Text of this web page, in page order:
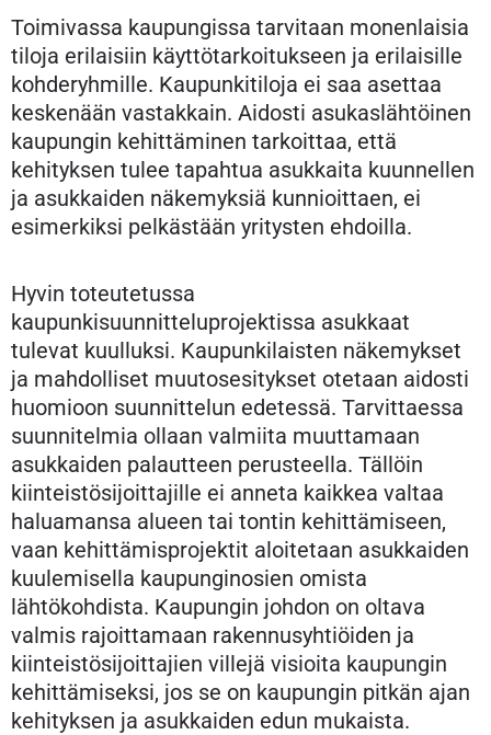
Toimivassa kaupungissa tarvitaan monenlaisia
tiloja erilaisiin käyttötarkoitukseen ja erilaisille
kohderyhmille. Kaupunkitiloja ei saa asettaa
keskenään vastakkain. Aidosti asukaslähtöinen
kaupungin kehittäminen tarkoittaa, että
kehityksen tulee tapahtua asukkaita kuunnellen
ja asukkaiden näkemyksiä kunnioittaen, ei
esimerkiksi pelkästään yritysten ehdoilla.
Hyvin toteutetussa
kaupunkisuunnitteluprojektissa asukkaat
tulevat kuulluksi. Kaupunkilaisten näkemykset
ja mahdolliset muutosesitykset otetaan aidosti
huomioon suunnittelun edetessä. Tarvittaessa
suunnitelmia ollaan valmiita muuttamaan
asukkaiden palautteen perusteella. Tällöin
kiinteistösijoittajille ei anneta kaikkea valtaa
haluamansa alueen tai tontin kehittämiseen,
vaan kehittämisprojektit aloitetaan asukkaiden
kuulemisella kaupunginosien omista
lähtökohdista. Kaupungin johdon on oltava
valmis rajoittamaan rakennusyhtiöiden ja
kiinteistösijoittajien villejä visioita kaupungin
kehittämiseksi, jos se on kaupungin pitkän ajan
kehityksen ja asukkaiden edun mukaista.